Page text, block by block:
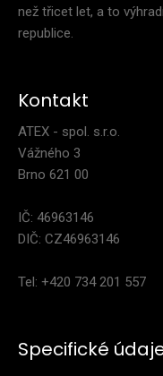
Triatlonová
než třicet let, a to
republice.
Kontakt
ATEX - spol. s.r.o.
Vážného 3
Brno 621 00
IČ: 46963146
DIČ: CZ46963146
Tel: +420 734 201 557
Specifické